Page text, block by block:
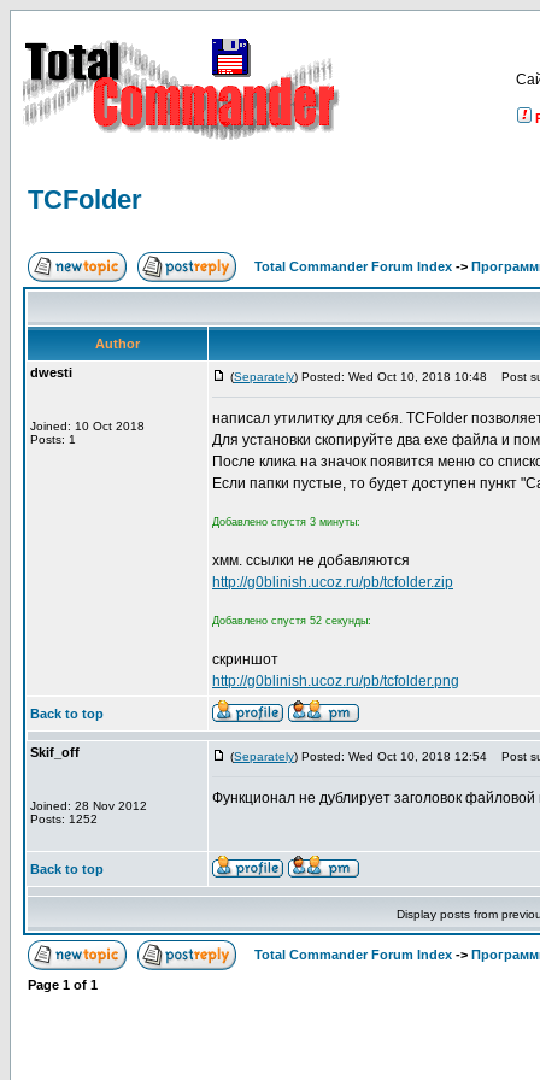
TCFolder
Total Commander Forum Index ->
Author
dwesti
Joined: 10 Oct 2018
Posts: 1
(Separately) Posted: Wed Oct 10, 2018 10:48 Post
написал утилитку для себя. TCFolder
Для установки скопируйте два exe файла и
После клика на значок появится меню со
Если папки пустые, то будет доступен пункт
Добавлено спустя 3 минуты:
хмм. ссылки не добавляются
http://g0blinish.ucoz.ru/pb/tcfolder.zip
Добавлено спустя 52 секунды:
скриншот
http://g0blinish.ucoz.ru/pb/tcfolder.png
Back to top
Skif_off
Joined: 28 Nov 2012
Posts: 1252
(Separately) Posted: Wed Oct 10, 2018 12:54 Post
Функционал не дублирует заголовок
Back to top
Display posts from
Total Commander Forum Index ->
Page 1 of 1